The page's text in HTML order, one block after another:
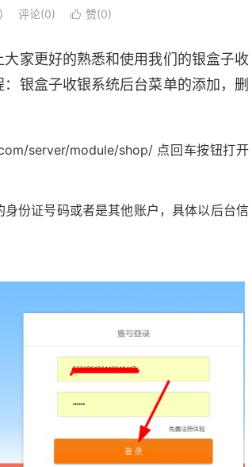
评论(0)  赞(0)
家更好的熟悉和使用我们的银盒子收
银盒子收银系统后台菜单的添加，删
server/module/shop/ 点回车按钮打开
份证号码或者是其他账户，具体以后台信